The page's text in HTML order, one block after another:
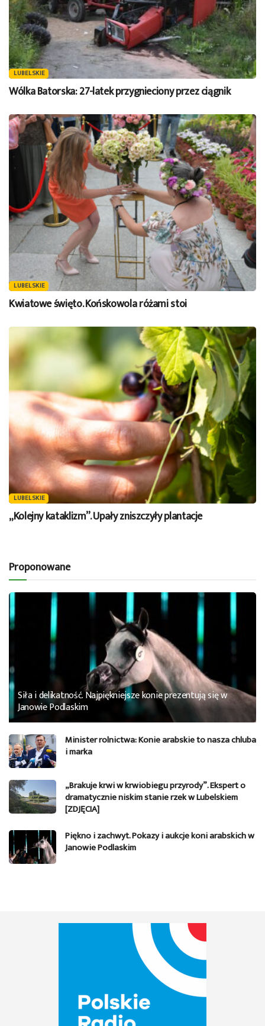
LUBELSKIE
Wólka Batorska: 27-latek przygnieciony przez ciągnik
LUBELSKIE
Kwiatowe święto. Końskowola różami stoi
LUBELSKIE
„Kolejny kataklizm”. Upały zniszczyły plantacje
Proponowane
Siła i delikatność. Najpiękniejsze konie prezentują się w
Janowie Podlaskim
Minister rolnictwa: Konie arabskie to nasza chluba
i marka
„Brakuje krwi w krwiobiegu przyrody”. Ekspert o
dramatycznie niskim stanie rzek w Lubelskiem
[ZDJĘCIA]
Piękno i zachwyt. Pokazy i aukcje koni arabskich w
Janowie Podlaskim